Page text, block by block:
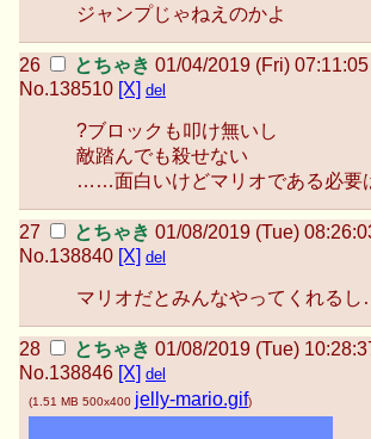
ジャンプじゃねえのかよ
とちゃき 01/04/2019 (Fri) 07:11:05
No.138510 [X] del
?ブロックも叩け無いし
敵踏んでも殺せない
……面白いけどマリオである必要
とちゃき 01/08/2019 (Tue)
No.138840 [X] del
マリオだとみんなやってくれる
とちゃき 01/08/2019 (Tue)
No.138846 [X] del
(1.51 MB 500x400 jelly-mario.gif)